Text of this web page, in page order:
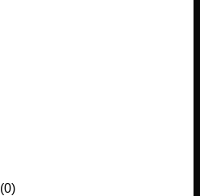
(0)